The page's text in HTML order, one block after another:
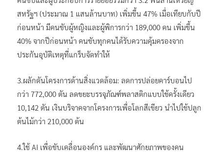
สหรัฐฯ (ประมาณ 1 แสนล้านบาท) เพิ่มขึ้น 47% เมื่อเทียบกับปี
ก่อนหน้า มีคนขับผู้หญิงและผู้พิการกว่า 189,000 คน เพิ่มขึ้น
40% จากปีก่อนหน้า คนขับทุกคนได้รับความคุ้มครองจาก
ประกันอุบัติเหตุที่แกร็บจัดทำให้
3.ผลักดันโครงการด้านสิ่งแวดล้อม: ลดการปล่อยคาร์บอนไป
กว่า 772,000 ตัน ลดขยะบรรจุภัณฑ์พลาสติกแบบใช้ครั้งเดียว
10,142 ตัน เงินบริจาคจากโครงการเพื่อโลกสีเขียว นำไปใช้ปลูก
ต้นไม้กว่า 210,000 ต้น
4.ใช้ AI เพื่อขับเคลื่อนองค์กร และพัฒนาศักยภาพของคน